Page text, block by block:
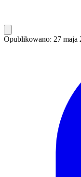
Opublikowano: 27 maja